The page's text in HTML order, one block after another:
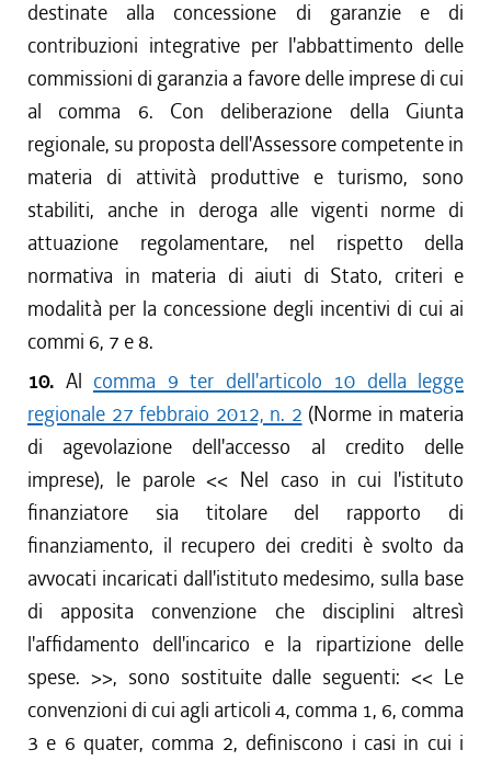
destinate alla concessione di garanzie e di
contribuzioni integrative per l'abbattimento delle
commissioni di garanzia a favore delle imprese di cui
al comma 6. Con deliberazione della Giunta
regionale, su proposta dell'Assessore competente in
materia di attività produttive e turismo, sono
stabiliti, anche in deroga alle vigenti norme di
attuazione regolamentare, nel rispetto della
normativa in materia di aiuti di Stato, criteri e
modalità per la concessione degli incentivi di cui ai
commi 6, 7 e 8.
10. Al comma 9 ter dell'articolo 10 della legge
regionale 27 febbraio 2012, n. 2 (Norme in materia
di agevolazione dell'accesso al credito delle
imprese), le parole << Nel caso in cui l'istituto
finanziatore sia titolare del rapporto di
finanziamento, il recupero dei crediti è svolto da
avvocati incaricati dall'istituto medesimo, sulla base
di apposita convenzione che disciplini altresì
l'affidamento dell'incarico e la ripartizione delle
spese. >>, sono sostituite dalle seguenti: << Le
convenzioni di cui agli articoli 4, comma 1, 6, comma
3 e 6 quater, comma 2, definiscono i casi in cui i